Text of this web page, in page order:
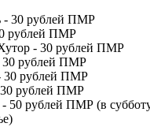
- 30 рублей ПМР
рублей ПМР
- 30 рублей ПМР
рублей ПМР
30 рублей ПМР
рублей ПМР
- 50 рублей ПМР (в